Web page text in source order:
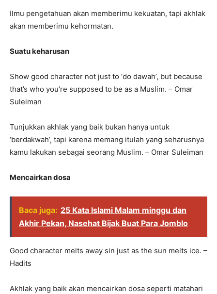
Ilmu pengetahuan akan memberimu kekuatan, tapi akhlak
akan memberimu kehormatan.
Suatu keharusan
Show good character not just to ‘do dawah’, but because
that’s who you’re supposed to be as a Muslim. – Omar
Suleiman
Tunjukkan akhlak yang baik bukan hanya untuk
‘berdakwah’, tapi karena memang itulah yang seharusnya
kamu lakukan sebagai seorang Muslim. – Omar Suleiman
Mencairkan dosa
Baca juga: 25 Kata Islami Malam minggu dan
Akhir Pekan, Nasehat Bijak Buat Para Jomblo
Good character melts away sin just as the sun melts ice. –
Hadits
Akhlak yang baik akan mencairkan dosa seperti matahari